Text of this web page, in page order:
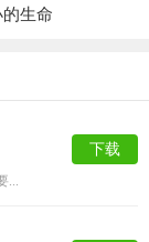
生命
...
下载